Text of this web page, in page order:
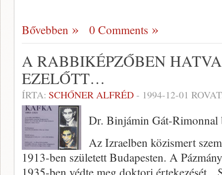
Bővebben 0 Comments
A RABBIKÉPZŐBEN
EZELŐTT…
ÍRTA: SCHŐNER ALFRÉD- 1994-12-01
Dr. Binjámin Gát-Rimonnal
Az Izraelben közismert
1913-ben született Budapesten. A